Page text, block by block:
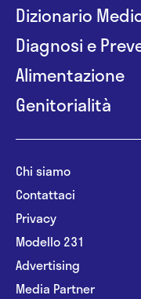
Dizionario
Diagnosi e
Alimentazione
Genitorialità
Chi siamo
Contattaci
Privacy
Modello 231
Advertising
Media Partner